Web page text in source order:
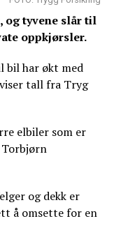
og tyvene slår til
oppkjørsler.
bil har økt med
tall fra Tryg
elbiler som er
og dekk er
å omsette for en